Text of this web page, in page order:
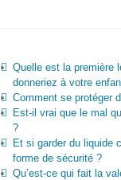
Quelle est la première
donneriez à votre
Comment se protéger
Est-il vrai que le mal
?
Et si garder du liquide
forme de sécurité ?
Qu’est-ce qui fait la